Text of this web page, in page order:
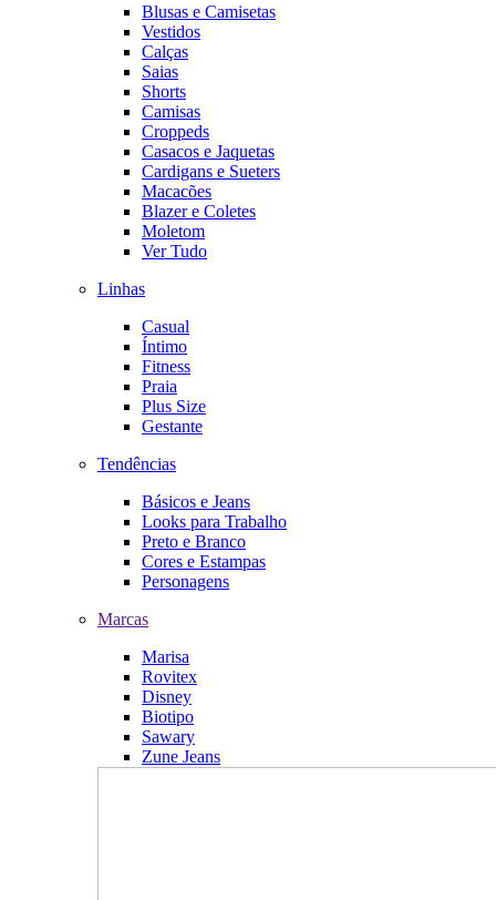
Blusas e Camisetas
Vestidos
Calças
Saias
Shorts
Camisas
Croppeds
Casacos e Jaquetas
Cardigans e Sueters
Macacões
Blazer e Coletes
Moletom
Ver Tudo
Linhas
Casual
Íntimo
Fitness
Praia
Plus Size
Gestante
Tendências
Básicos e Jeans
Looks para Trabalho
Preto e Branco
Cores e Estampas
Personagens
Marcas
Marisa
Rovitex
Disney
Biotipo
Sawary
Zune Jeans